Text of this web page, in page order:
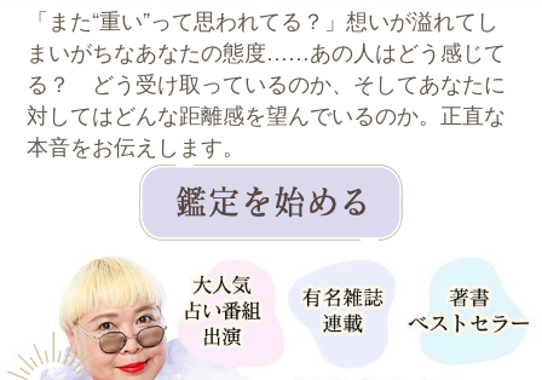
「また“重い”って思われてる？」想いが溢れてし
まいがちなあなたの態度……あの人はどう感じて
る？ どう受け取っているのか、そしてあなたに
対してはどんな距離感を望んでいるのか。正直な
本音をお伝えします。